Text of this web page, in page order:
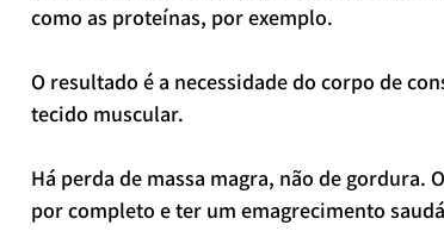
como as proteínas, por exemplo.
O resultado é a necessidade do corpo de
tecido muscular.
Há perda de massa magra, não de gordura.
por completo e ter um emagrecimento